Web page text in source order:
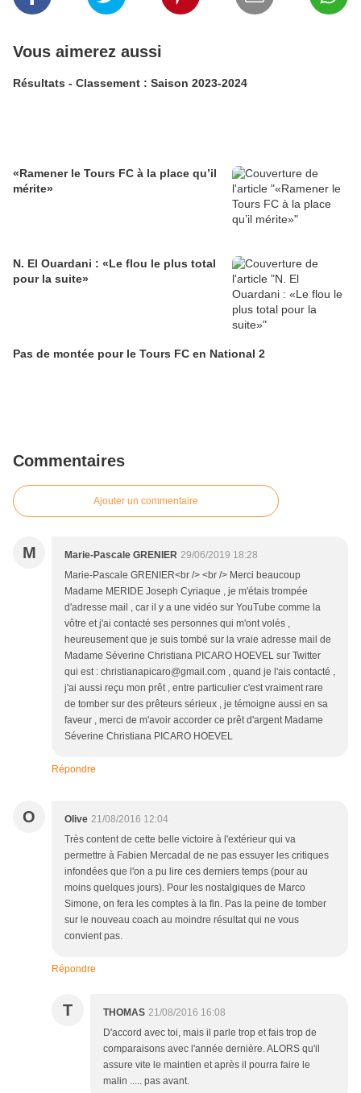
Vous aimerez aussi
Résultats - Classement : Saison 2023-2024
«Ramener le Tours FC à la place qu’il
mérite»
N. El Ouardani : «Le flou le plus total
pour la suite»
Pas de montée pour le Tours FC en National 2
Commentaires
Ajouter un commentaire
M Marie-Pascale GRENIER 29/06/2019 18:28
Marie-Pascale GRENIER<br /> <br /> Merci beaucoup
Madame MERIDE Joseph Cyriaque , je m'étais trompée
d'adresse mail , car il y a une vidéo sur YouTube comme la
vôtre et j'ai contacté ses personnes qui m'ont volés ,
heureusement que je suis tombé sur la vraie adresse mail de
Madame Séverine Christiana PICARO HOEVEL sur Twitter
qui est : christianapicaro@gmail.com , quand je l'ais contacté ,
j'ai aussi reçu mon prêt , entre particulier c'est vraiment rare
de tomber sur des prêteurs sérieux , je témoigne aussi en sa
faveur , merci de m'avoir accorder ce prêt d'argent Madame
Séverine Christiana PICARO HOEVEL
Répondre
O Olive 21/08/2016 12:04
Très content de cette belle victoire à l'extérieur qui va
permettre à Fabien Mercadal de ne pas essuyer les critiques
infondées que l'on a pu lire ces derniers temps (pour au
moins quelques jours). Pour les nostalgiques de Marco
Simone, on fera les comptes à la fin. Pas la peine de tomber
sur le nouveau coach au moindre résultat qui ne vous
convient pas.
Répondre
T THOMAS 21/08/2016 16:08
D'accord avec toi, mais il parle trop et fais trop de
comparaisons avec l'année dernière. ALORS qu'il
assure vite le maintien et après il pourra faire le
malin ..... pas avant.